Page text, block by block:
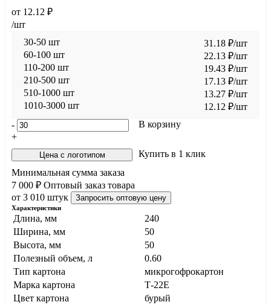
Характеристики
Длина, мм
240
Ширина, мм
50
Высота, мм
50
Полезный объем, л
0.60
Тип картона
микрогофрокартон
Марка картона
Т-22E
Цвет картона
бурый
от 12.12 ₽
/шт
30-50 шт
31.18 ₽/шт
60-100 шт
22.13 ₽/шт
110-200 шт
19.43 ₽/шт
210-500 шт
17.13 ₽/шт
510-1000 шт
13.27 ₽/шт
1010-3000 шт
12.12 ₽/шт
-
+
В корзину
Цена с логотипом
Купить в 1 клик
Минимальная сумма заказа
7 000 ₽ Оптовый заказ товара
от 3 010 штук
Запросить оптовую цену